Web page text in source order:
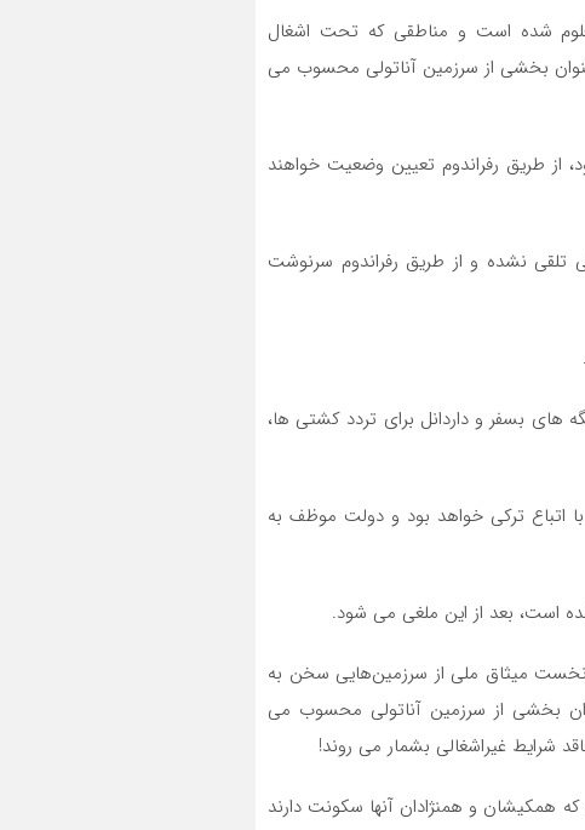
شده است و مناطقی که تحت اشغال
بخشی از سرزمین آناتولی محسوب‌ می
از طریق رفراندوم تعیین وضعیت خواهند
تلقی نشده و از طریق رفراندوم سرنوشت
های بسفر و داردانل برای تردد کشتی ها،
اتباع ترکی خواهد بود و دولت موظف به
نخست میثاق ملی از سرزمین‌هایی سخن به
بخشی از سرزمین آناتولی محسوب می
شرایط غیراشغالی بشمار می روند!
همکیشان و همنژادان آنها سکونت دارند